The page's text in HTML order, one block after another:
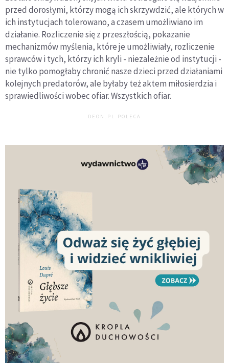
przed dorosłymi, którzy mogą ich skrzywdzić, ale których w
ich instytucjach tolerowano, a czasem umożliwiano im
działanie. Rozliczenie się z przeszłością, pokazanie
mechanizmów myślenia, które je umożliwiały, rozliczenie
sprawców i tych, którzy ich kryli - niezależnie od instytucji -
nie tylko pomogłaby chronić nasze dzieci przed działaniami
kolejnych predatorów, ale byłaby też aktem miłosierdzia i
sprawiedliwości wobec ofiar. Wszystkich ofiar.
DEON.PL POLECA